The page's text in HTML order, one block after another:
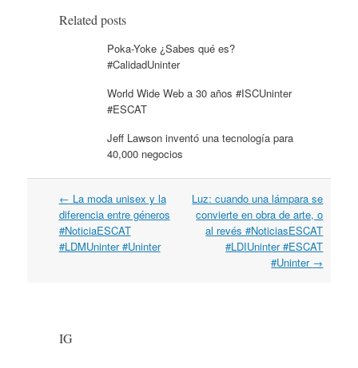
Related posts
Poka-Yoke ¿Sabes qué es?
#CalidadUninter
World Wide Web a 30 años #ISCUninter
#ESCAT
Jeff Lawson inventó una tecnología para
40,000 negocios
Post navigation
← La moda unisex y la
diferencia entre géneros
#NoticiaESCAT
#LDMUninter #Uninter
Luz: cuando una lámpara se
convierte en obra de arte, o
al revés #NoticiasESCAT
#LDIUninter #ESCAT
#Uninter →
IG